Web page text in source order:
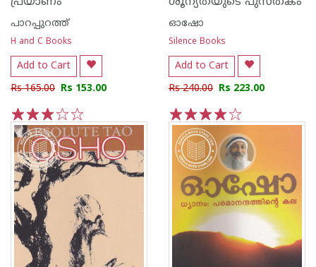
പാറപ്പുറത്ത്‌
H and C Books
Add to Cart
Rs 165.00 Rs 153.00
5
4
3
2
1
ഓഷോ
Silence Books
Add to Cart
Rs 240.00 Rs 223.00
5
4
3
2
1